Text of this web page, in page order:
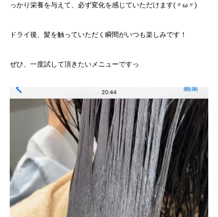
っかり栄養を与えて、必ず変化を感じていただけます(〃ω〃)
ドライ後、髪を触っていただく瞬間がいつも楽しみです！
ぜひ、一度試して頂きたいメニューですっ